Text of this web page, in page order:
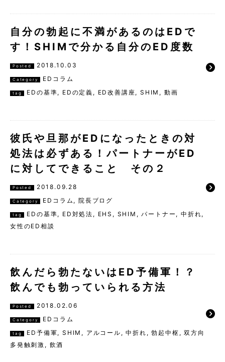
自分の勃起に不満があるのはEDで
す！SHIMで分かる自分のED度数
Posted 2018.10.03
Category EDコラム
tag EDの基準, EDの定義 , ED改善講座,SHIM , 動画
彼氏や旦那がEDになったときの対
処法は必ずある！パートナーがED
に対してできること その２
Posted 2018.09.28
Category EDコラム ,院長ブログ
tag EDの基準, ED対処法 , EHS , SHIM ,パートナー ,中折れ,
女性のED相談
飲んだら勃たないはED予備軍！？
飲んでも勃っていられる方法
Posted 2018.02.06
Category EDコラム
tag ED予備軍,SHIM , アルコール ,中折れ ,勃起中枢 ,双方向
多発触刺激 , 飲酒